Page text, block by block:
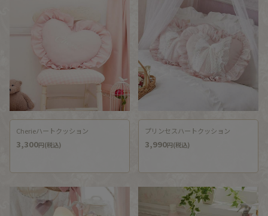
Cherieハートクッション
3,300円(税込)
プリンセスハートクッション
3,990円(税込)